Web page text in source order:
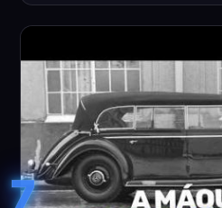
7